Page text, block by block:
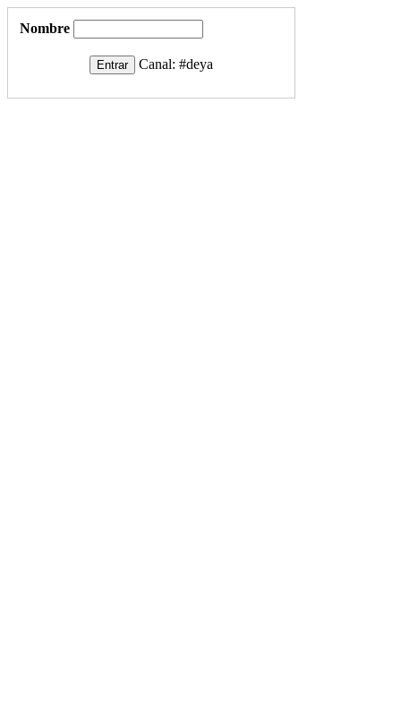
Nombre
Canal: #deya